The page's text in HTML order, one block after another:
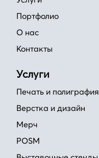
Портфолио
О нас
Контакты
Услуги
Печать и полиграфия
Верстка и дизайн
Мерч
POSM